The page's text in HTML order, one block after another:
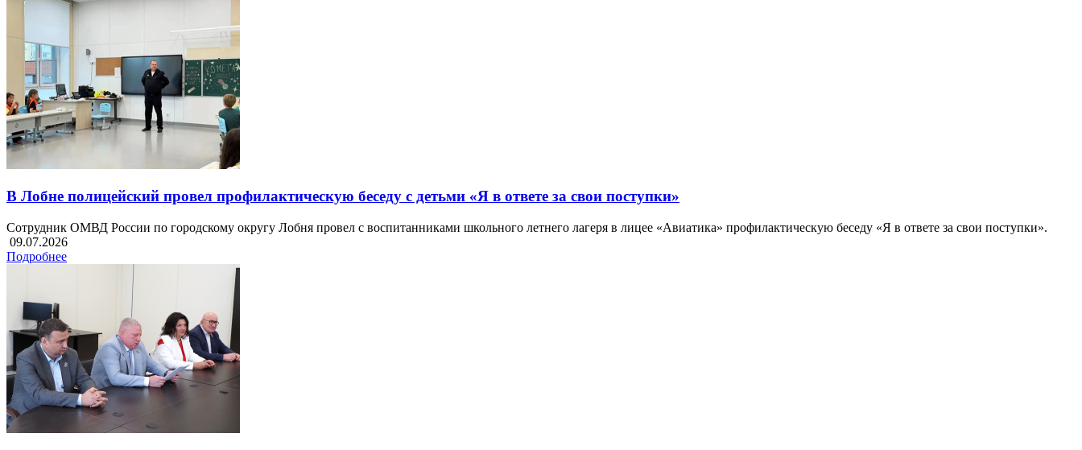
В Лобне полицейский провел профилактическую беседу с детьми «Я в ответе за свои поступки»
Сотрудник ОМВД России по городскому округу Лобня провел с воспитанниками школьного летнего лагеря в лицее «Авиатика» профилактическую беседу «Я в ответе за свои поступки».
09.07.2026
Подробнее